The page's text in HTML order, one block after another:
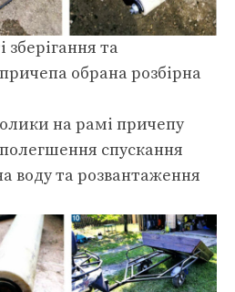
зберігання та
обрана розбірна
на рамі причепу
спускання
воду та розвантаження